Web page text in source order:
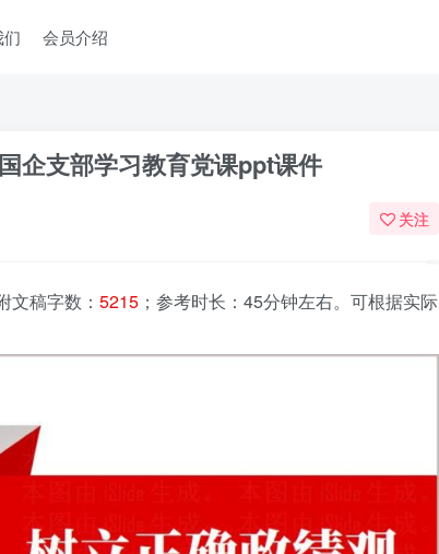
会员介绍
企支部学习教育党课ppt课件
关注
文稿字数： 5215 ；参考时长：45分钟左右。可根据实际